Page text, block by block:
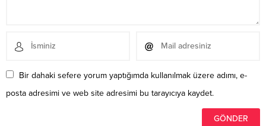
Bir dahaki sefere yorum yaptığımda kullanılmak üzere adımı, e-
posta adresimi ve web site adresimi bu tarayıcıya kaydet.